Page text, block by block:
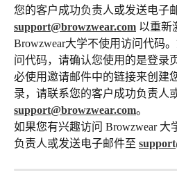
您的客户成功负责人或发送电子
support@browzwear.com 以重新
Browzwear大学不使用访问代码
问代码，请确认您使用的是登录
必使用邀请邮件中的链接来创建
录，请联系您的客户成功负责人
support@browzwear.com。
如果您有兴趣访问 Browzwear 大
负责人或发送电子邮件至